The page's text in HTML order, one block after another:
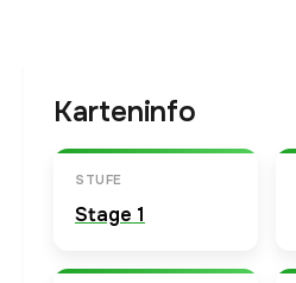
Karteninfo
STUFE
Stage 1